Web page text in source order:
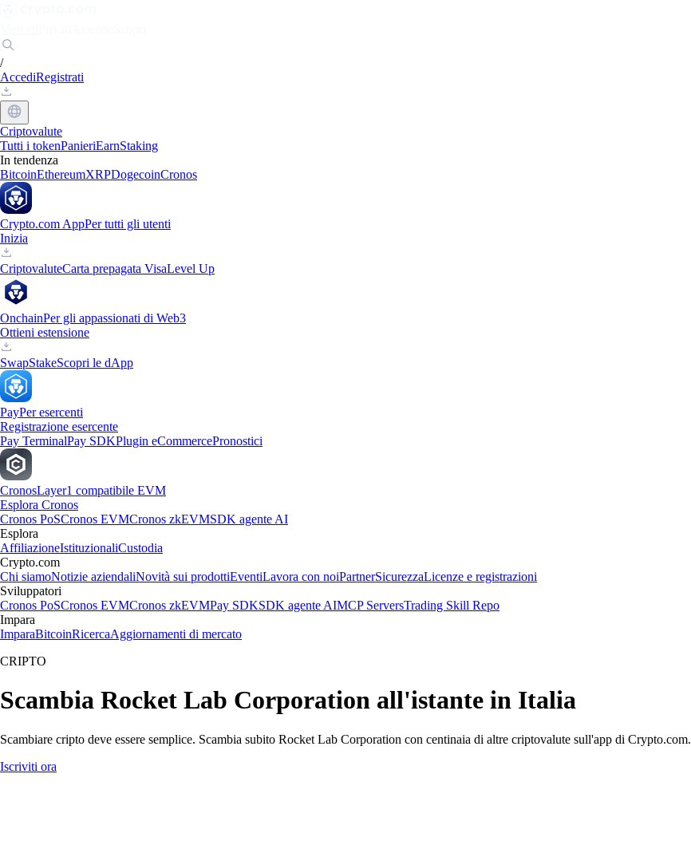
/
AccediRegistrati
Criptovalute
Tutti i tokenPanieriEarnStaking
In tendenza
BitcoinEthereumXRPDogecoinCronos
Crypto.com AppPer tutti gli utenti
Inizia
CriptovaluteCarta prepagata VisaLevel Up
OnchainPer gli appassionati di Web3
Ottieni estensione
SwapStakeScopri le dApp
PayPer esercenti
Registrazione esercente
Pay TerminalPay SDKPlugin eCommercePronostici
CronosLayer1 compatibile EVM
Esplora Cronos
Cronos PoSCronos EVMCronos zkEVMSDK agente AI
Esplora
AffiliazioneIstituzionaliCustodia
Crypto.com
Chi siamoNotizie aziendaliNovità sui prodottiEventiLavora con noiPartnerSicurezzaLicenze e registrazioni
Sviluppatori
Cronos PoSCronos EVMCronos zkEVMPay SDKSDK agente AIMCP ServersTrading Skill Repo
Impara
ImparaBitcoinRicercaAggiornamenti di mercato
CRIPTO
Scambia Rocket Lab Corporation all'istante in Italia
Scambiare cripto deve essere semplice. Scambia subito Rocket Lab Corporation con centinaia di altre criptovalute sull'app di Crypto.com.
Iscriviti ora